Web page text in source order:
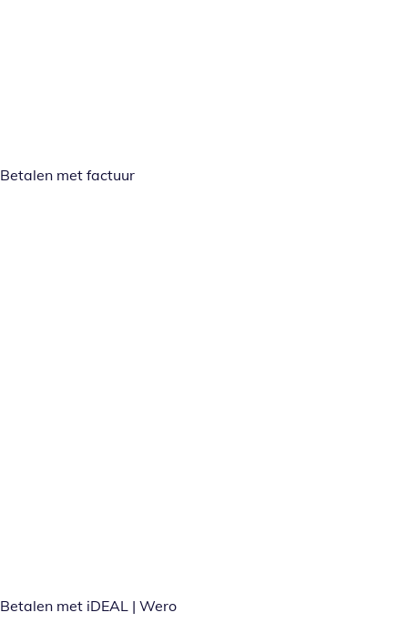
Betalen met factuur
Betalen met iDEAL | Wero